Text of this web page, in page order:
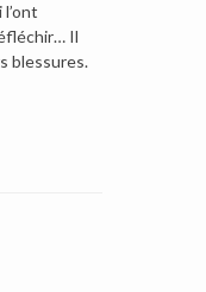
Il
blessures.